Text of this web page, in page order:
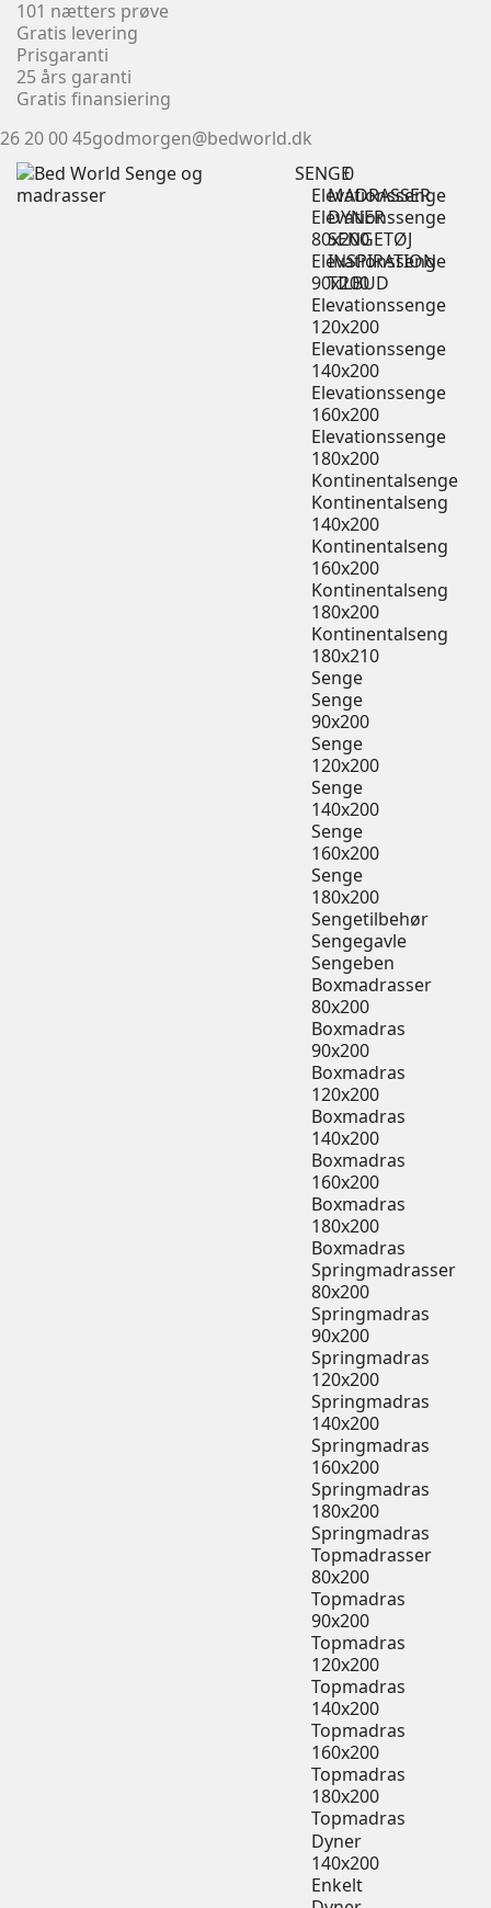
101 nætters prøve
Gratis levering
Prisgaranti
25 års garanti
Gratis finansiering
26 20 00 45godmorgen@bedworld.dk
SENGE
Elevationssenge
Elevationssenge
80x200
Elevationssenge
90x200
Elevationssenge
120x200
Elevationssenge
140x200
Elevationssenge
160x200
Elevationssenge
180x200
Kontinentalsenge
Kontinentalseng
140x200
Kontinentalseng
160x200
Kontinentalseng
180x200
Kontinentalseng
180x210
Senge
Senge
90x200
Senge
120x200
Senge
140x200
Senge
160x200
Senge
180x200
Sengetilbehør
Sengegavle
Sengeben
MADRASSER
Boxmadrasser
80x200
Boxmadras
90x200
Boxmadras
120x200
Boxmadras
140x200
Boxmadras
160x200
Boxmadras
180x200
Boxmadras
Springmadrasser
80x200
Springmadras
90x200
Springmadras
120x200
Springmadras
140x200
Springmadras
160x200
Springmadras
180x200
Springmadras
Topmadrasser
80x200
Topmadras
90x200
Topmadras
120x200
Topmadras
140x200
Topmadras
160x200
Topmadras
180x200
Topmadras
DYNER
Dyner
140x200
Enkelt
SENGETØJ
INSPIRATION
TILBUD
0